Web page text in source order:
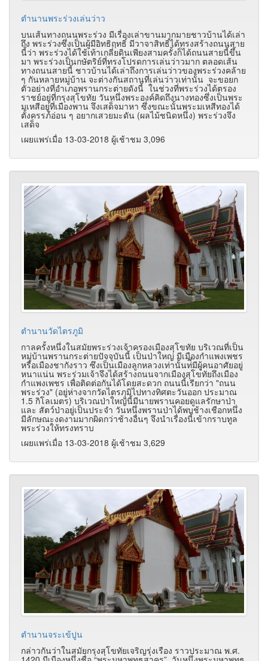
ตำนานพระร่วงเล่นว่าว
บนเส้นทางถนนพระร่วง มีเรื่องเล่าขานมากมายชาวบ้านได้เล่า
ถึง พระร่วงซึ่งเป็นผู้มีอิทธิฤทธิ์ มีวาจาสิทธิ์ได้ทรงสร้างถนนสาย
นี้ว่า พระร่วงได้ใช้เท้าเกลี่ยดินเพียงสามครั้งก็ได้ถนนสายนี้ขึ้น
มา พระร่วงเป็นกษัตริย์ที่ทรงโปรดการเล่นว่าวมาก ตลอดเส้น
ทางถนนสายนี้ ชาวบ้านได้เล่าถึงการเล่นว่าวของพระร่วงคล้าย
ๆ กันหลายหมู่บ้าน จะต่างกันสถานที่เล่นว่าวเท่านั้น จะขอยก
ตัวอย่างที่อำเภอพรานกระต่ายดังนี้ ในช่วงที่พระร่วงได้ตรอง
ราชย์อยู่ที่กรุงสุโขทัย วันหนึ่งพระองค์คิดถึงนางทองซึ่งเป็นพระ
มเหสีอยู่ที่เมืองพาน จึงเสด็จมาหา ซึ่งขณะนั้นพระมเหสีทองได้
ตั้งครรภ์อ่อน ๆ อยากเสวยมะดัน (ผลไม้ชนิดหนึ่ง) พระร่วงจึง
เสด็จ
เผยแพร่เมื่อ 13-03-2018 ผู้เช้าชม 3,096
ตำนานวัดไตรภูมิ
กาลครั้งหนึ่งในสมัยพระร่วงเจ้าครองเมืองสุโขทัย บริเวณที่เป็น
หมู่บ้านพรานกระต่ายปัจจุบันนี้ เป็นป่าใหญ่ มีเมืองกำแพงเพชร
หรือเมืองชากังราว ซึงเป็นเมืองลูกหลวงเท่านั้นท่ี่มีผุู้คนอาศัยอยู่
หนาแน่น พระร่วมเจ้าจึงได้สร้างถนนจากเมืองสุโขทัยถึงเมือง
กำแพงเพชร เพื่อติดต่อกันได้โดยสะดวก ถนนนี้เรียกว่า "ถนน
พระร่วง" (อยู่ห่างจากวัดไตรภุูมิไปทางทิศตะวันออก ประมาณ
1.5 กิโลเมตร) บริเวณป่าใหญ่นี้มีนายพรานคอยดูแลรักษาป่า
และ สัตว์ป่าอยู่เป็นประจำ วันหนึ่งพรานป่าได้พบช้างเชือกหนึ่ง
มีลักษณะงดงามมากผิดกว่าช้างอื่นๆ จึงนำเรื่องนี้เข้ากราบทูล
พระร่วงให้ทรงทราบ
เผยแพร่เมื่อ 13-03-2018 ผู้เช้าชม 3,629
ตำนานจระเข้ปูน
กล่าวกันว่าในสมัยกรุงสุโขทัยเจริญรุ่งเรือง ราวประมาณ พ.ศ.